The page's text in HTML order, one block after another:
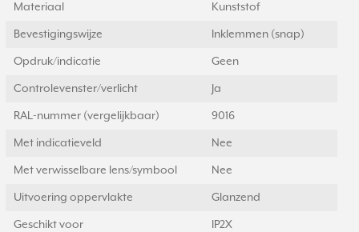
Materiaal Kunststof
Bevestigingswijze Inklemmen (snap)
Opdruk/indicatie Geen
Controlevenster/verlicht Ja
RAL-nummer (vergelijkbaar) 9016
Met indicatieveld Nee
Met verwisselbare lens/symbool Nee
Uitvoering oppervlakte Glanzend
Geschikt voor
IP2X